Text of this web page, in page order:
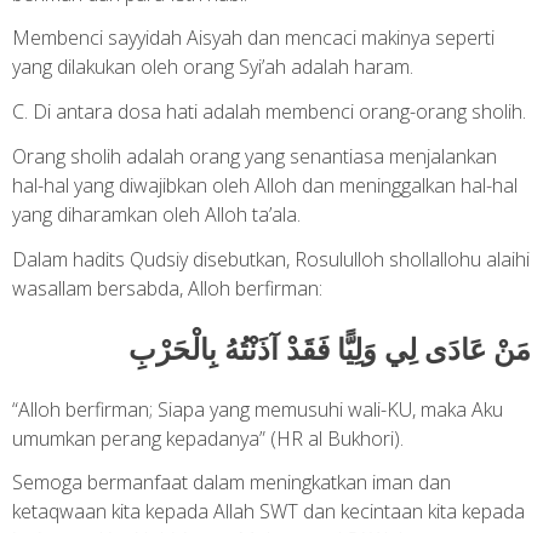
Membenci sayyidah Aisyah dan mencaci makinya seperti
yang dilakukan oleh orang Syi’ah adalah haram.
C. Di antara dosa hati adalah membenci orang-orang sholih.
Orang sholih adalah orang yang senantiasa menjalankan
hal-hal yang diwajibkan oleh Alloh dan meninggalkan hal-hal
yang diharamkan oleh Alloh ta’ala.
Dalam hadits Qudsiy disebutkan, Rosululloh shollallohu alaihi
wasallam bersabda, Alloh berfirman:
مَنْ عَادَى لِي وَلِيًّا فَقَدْ آذَنْتُهُ بِالْحَرْبِ
“Alloh berfirman; Siapa yang memusuhi wali-KU, maka Aku
umumkan perang kepadanya” (HR al Bukhori).
Semoga bermanfaat dalam meningkatkan iman dan
ketaqwaan kita kepada Allah SWT dan kecintaan kita kepada